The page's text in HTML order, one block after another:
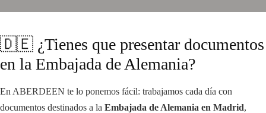
🇩🇪 ¿Tienes que presentar documentos
en la Embajada de Alemania?
En ABERDEEN te lo ponemos fácil: trabajamos cada día con
documentos destinados a la Embajada de Alemania en Madrid,